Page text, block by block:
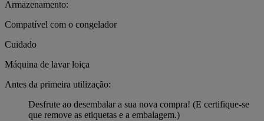
Armazenamento:
Compatível com o congelador
Cuidado
Máquina de lavar loiça
Antes da primeira utilização:
Desfrute ao desembalar a sua nova compra! (E certifique-se
que remove as etiquetas e a embalagem.)